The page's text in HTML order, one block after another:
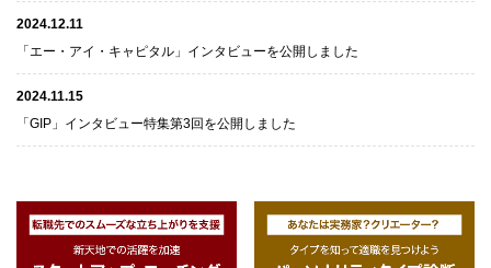
2024.12.11
「エー・アイ・キャピタル」インタビューを公開しました
2024.11.15
「GIP」インタビュー特集第3回を公開しました